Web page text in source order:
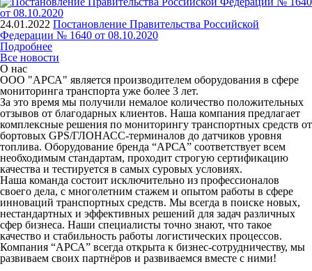
24.01.2022 Постановление Правительства Российской
Федерации № 1640 от 08.10.2020
Подробнее
Все новости
О нас
ООО "АРСА" является производителем оборудования в сфере
мониторинга транспорта уже более 3 лет.
За это время мы получили немалое количество положительных
отзывов от благодарных клиентов. Наша компания предлагает
комплексные решения по мониторингу транспортных средств от
бортовых GPS/ГЛОНАСС-терминалов до датчиков уровня
топлива. Оборудование бренда “АРСА” соответствует всем
необходимым стандартам, проходит строгую сертификацию
качества и тестируется в самых суровых условиях.
Наша команда состоит исключительно из профессионалов
своего дела, с многолетним стажем и опытом работы в сфере
инноваций транспортных средств. Мы всегда в поиске новых,
нестандартных и эффективных решений для задач различных
сфер бизнеса. Наши специалисты точно знают, что такое
качество и стабильность работы логистических процессов.
Компания “АРСА” всегда открыта к бизнес-сотрудничеству, мы
развиваем своих партнёров и развиваемся вместе с ними!